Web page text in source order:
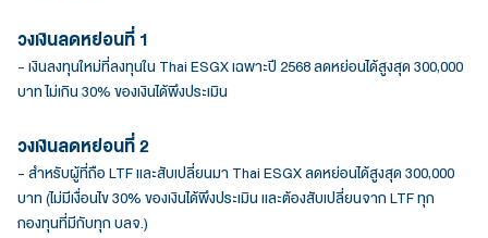
วงเงินลดหย่อนที่ 1
- เงินลงทุนใหม่ที่ลงทุนใน Thai ESGX เฉพาะปี 2568 ลดหย่อนได้สูงสุด 300,000
บาท ไม่เกิน 30% ของเงินได้พึงประเมิน
วงเงินลดหย่อนที่ 2
- สำหรับผู้ที่ถือ LTF และสับเปลี่ยนมา Thai ESGX ลดหย่อนได้สูงสุด 300,000
บาท (ไม่มีเงื่อนไข 30% ของเงินได้พึงประเมิน และต้องสับเปลี่ยนจาก LTF ทุก
กองทุนที่มีกับทุก บลจ.)